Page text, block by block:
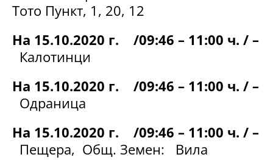
Тото Пункт, 1, 20, 12
На 15.10.2020 г. /09:46 – 11:00 ч. / –
Калотинци
На 15.10.2020 г. /09:46 – 11:00 ч. / –
Одраница
На 15.10.2020 г. /09:46 – 11:00 ч. / –
Пещера, Общ. Земен: Вила